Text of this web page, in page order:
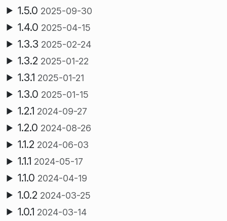
1.5.0 2025-09-30
1.4.0 2025-04-15
1.3.3 2025-02-24
1.3.2 2025-01-22
1.3.1 2025-01-21
1.3.0 2025-01-15
1.2.1 2024-09-27
1.2.0 2024-08-26
1.1.2 2024-06-03
1.1.1 2024-05-17
1.1.0 2024-04-19
1.0.2 2024-03-25
1.0.1 2024-03-14